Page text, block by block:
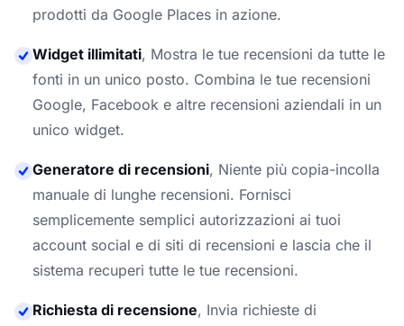
prodotti da Google Places in azione.
Widget illimitati, Mostra le tue recensioni da tutte le
fonti in un unico posto. Combina le tue recensioni
Google, Facebook e altre recensioni aziendali in un
unico widget.
Generatore di recensioni, Niente più copia-incolla
manuale di lunghe recensioni. Fornisci
semplicemente semplici autorizzazioni ai tuoi
account social e di siti di recensioni e lascia che il
sistema recuperi tutte le tue recensioni.
Richiesta di recensione, Invia richieste di